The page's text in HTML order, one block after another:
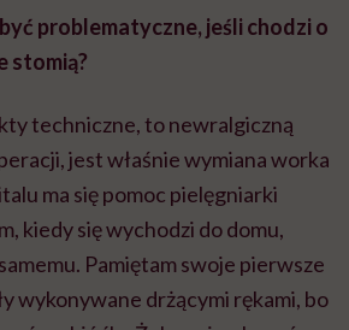
problematyczne, jeśli chodzi o
stomią?
techniczne, to newralgiczną
jest właśnie wymiana worka
ma się pomoc pielęgniarki
kiedy się wychodzi do domu,
Pamiętam swoje pierwsze
wykonywane drżącymi rękami, bo